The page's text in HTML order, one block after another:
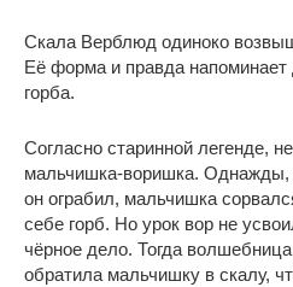
Скала Верблюд одиноко
Её форма и правда
горба.
Согласно старинной легенде,
мальчишка-воришка. Однажды,
он ограбил, мальчишка
себе горб. Но урок вор не
чёрное дело. Тогда
обратила мальчишку в скалу,